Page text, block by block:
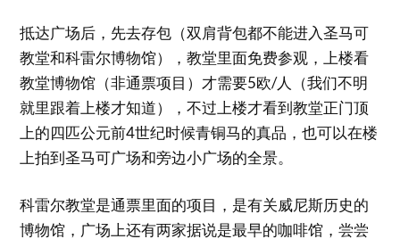
抵达广场后，先去存包（双肩背包都不能进入圣马可
教堂和科雷尔博物馆），教堂里面免费参观，上楼看
教堂博物馆（非通票项目）才需要5欧/人（我们不明
就里跟着上楼才知道），不过上楼才看到教堂正门顶
上的四匹公元前4世纪时候青铜马的真品，也可以在楼
上拍到圣马可广场和旁边小广场的全景。
科雷尔教堂是通票里面的项目，是有关威尼斯历史的
博物馆，广场上还有两家据说是最早的咖啡馆，尝尝